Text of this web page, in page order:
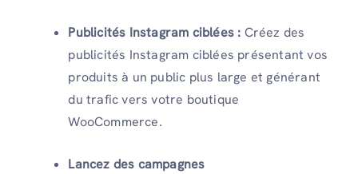
Publicités Instagram ciblées : Créez des
publicités Instagram ciblées présentant vos
produits à un public plus large et générant
du trafic vers votre boutique
WooCommerce.
Lancez des campagnes